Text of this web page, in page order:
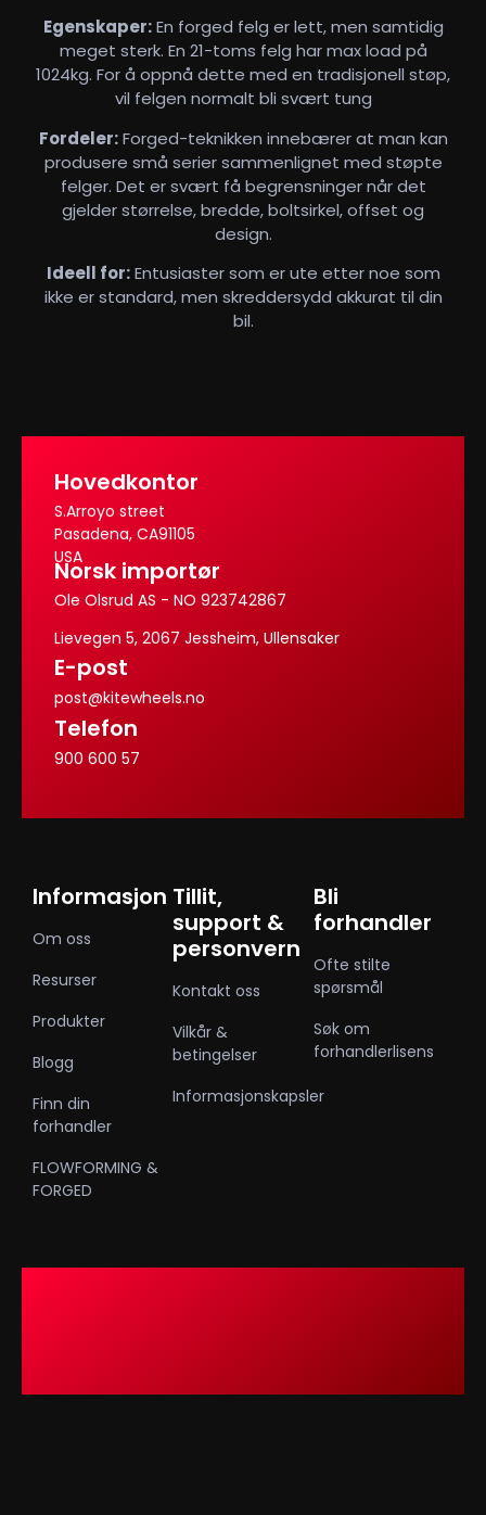
Egenskaper:En forged felg er lett, men samtidig
meget sterk. En 21-toms felg har max load på
1024kg. For å oppnå dette med en tradisjonell støp,
vil felgen normalt bli svært tung
Fordeler:Forged-teknikken innebærer at man kan
produsere små serier sammenlignet med støpte
felger. Det er svært få begrensninger når det
gjelder størrelse, bredde, boltsirkel, offset og
design.
Ideell for:Entusiaster som er ute etter noe som
ikke er standard, men skreddersydd akkurat til din
bil.
Hovedkontor
S.Arroyo street
Pasadena, CA91105
USA
Norsk importør
Ole Olsrud AS - NO 923742867
Lievegen 5, 2067 Jessheim, Ullensaker
E-post
post@kitewheels.no
Telefon
900 600 57
Informasjon
Om oss
Resurser
Produkter
Blogg
Finn din
forhandler
FLOWFORMING &
FORGED
Tillit,
support &
personvern
Kontakt oss
Vilkår &
betingelser
Informasjonskapsler
Bli
forhandler
Ofte stilte
spørsmål
Søk om
forhandlerlisens